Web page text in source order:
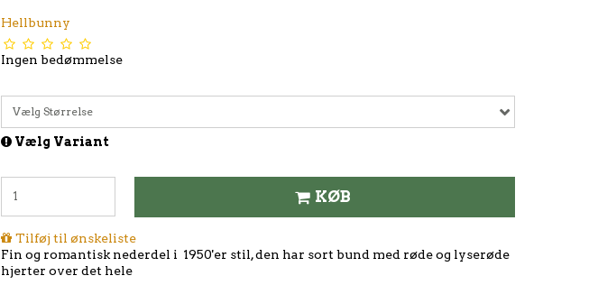
Hellbunny
Ingen bedømmelse
Vælg Størrelse
Vælg Variant
KØB
Tilføj til ønskeliste
Fin og romantisk nederdel i 1950'er stil, den har sort bund med røde og lyserøde
hjerter over det hele